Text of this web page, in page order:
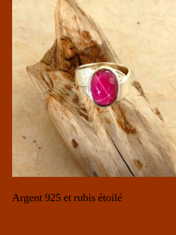
Argent 925 et rubis étoilé